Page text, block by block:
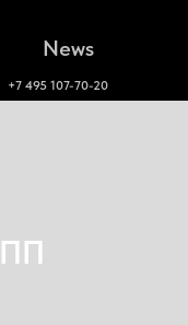
+7 495 107-70-20
News